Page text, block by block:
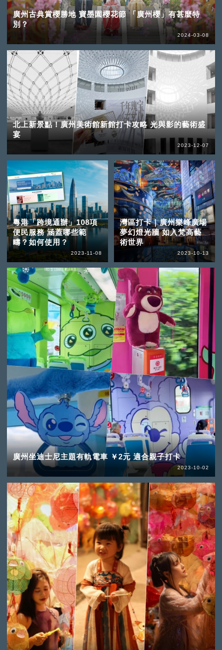
廣州古典賞櫻勝地 寶墨園櫻花節 「廣州櫻」有甚麼特
別？
2024-03-08
北上新景點！廣州美術館新館打卡攻略 光與影的藝術盛
宴
2023-12-07
粵港「跨境通辦」108項
便民服務 涵蓋哪些範
疇？如何使用？
2023-11-08
灣區打卡｜廣州樂峰廣場
夢幻燈光牆 如入梵高藝
術世界
2023-10-13
廣州坐迪士尼主題有軌電車 ￥2元 適合親子打卡
2023-10-02